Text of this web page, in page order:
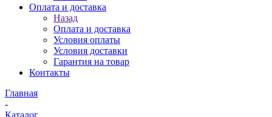
Оплата и доставка
Назад
Оплата и доставка
Условия оплаты
Условия доставки
Гарантия на товар
Контакты
Главная
-
Каталог